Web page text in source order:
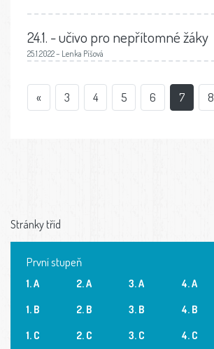
24.1. - učivo pro nepřítomné žáky
25.1.2022 – Lenka Píšová
« 3 4 5 6 7 8
Stránky tříd
První stupeň
1. A
1. B
1. C
2. A
2. B
2. C
3. A
3. B
3. C
4. A
4. B
4. C